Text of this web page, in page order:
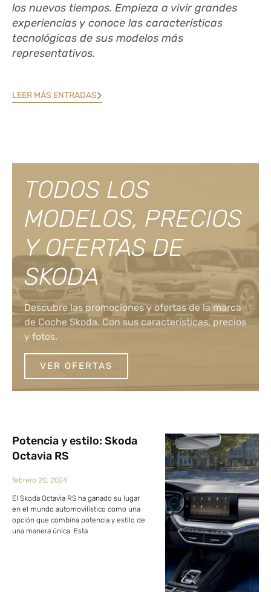
los nuevos tiempos. Empieza a vivir grandes
experiencias y conoce las características
tecnológicas de sus modelos más
representativos.
LEER MÁS ENTRADAS
TODOS LOS
MODELOS, PRECIOS
Y OFERTAS DE
SKODA
Descubre las promociones y ofertas de la marca
de Coche Skoda. Con sus características, precios
y fotos.
VER OFERTAS
Potencia y estilo: Skoda
Octavia RS
febrero 20, 2024
El Skoda Octavia RS ha ganado su lugar
en el mundo automovilístico como una
opción que combina potencia y estilo de
una manera única. Esta